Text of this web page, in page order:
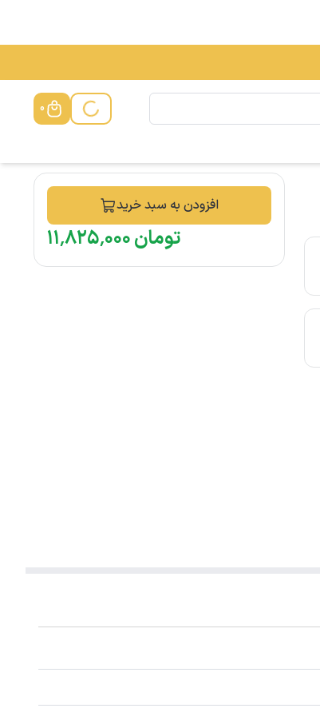
0
افزودن به سبد خرید
۱۱٬۸۲۵٬۰۰۰تومان